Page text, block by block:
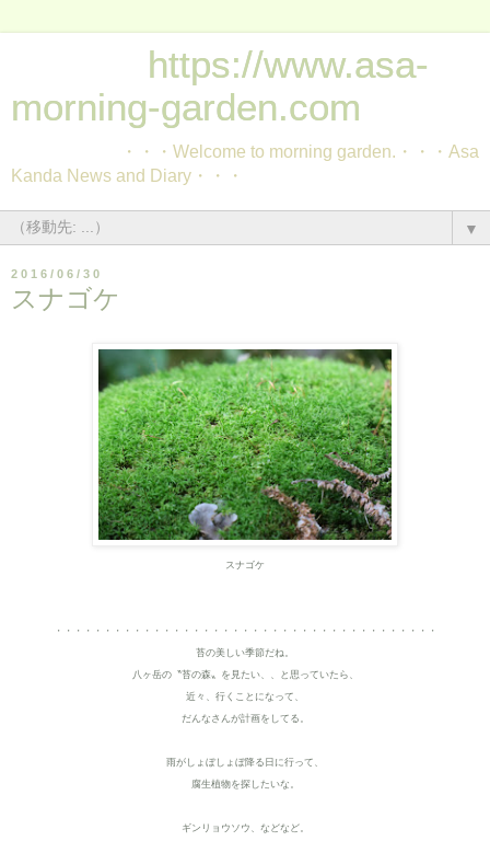
https://www.asa-
morning-garden.com
・・・Welcome to morning garden.・・・Asa
Kanda News and Diary・・・
▼
2016/06/30
スナゴケ
スナゴケ
・・・・・・・・・・・・・・・・・・・・・・・・・・・・・・・・・・・・・・・
苔の美しい季節だね。
八ヶ岳の〝苔の森〟を見たい、、と思っていたら、
近々、行くことになって、
だんなさんが計画をしてる。
雨がしょぼしょぼ降る日に行って、
腐生植物を探したいな。
ギンリョウソウ、などなど。